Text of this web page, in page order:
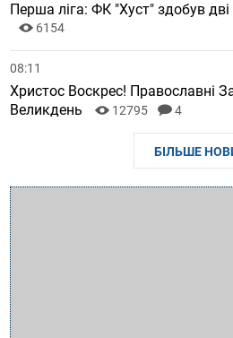
Перша ліга: ФК "Хуст" здобув
6154
08:11
Христос Воскрес! Православні
Великдень
12795 4
БІЛЬШЕ